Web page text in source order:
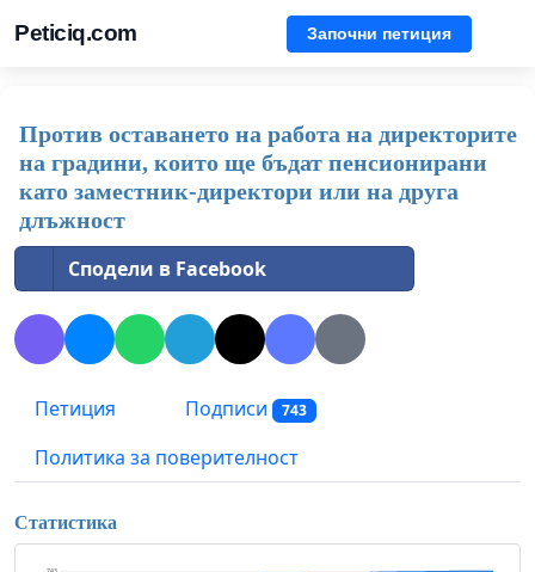
Peticiq.com Започни петиция
Против оставането на работа на директорите
на градини, които ще бъдат пенсионирани
като заместник-директори или на друга
длъжност
Сподели в Facebook
Петиция Подписи 743
Политика за поверителност
Статистика